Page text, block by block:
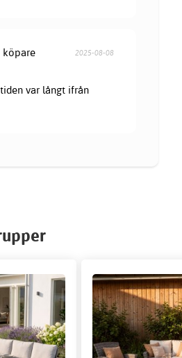
köpare 2025-08-08
var långt ifrån